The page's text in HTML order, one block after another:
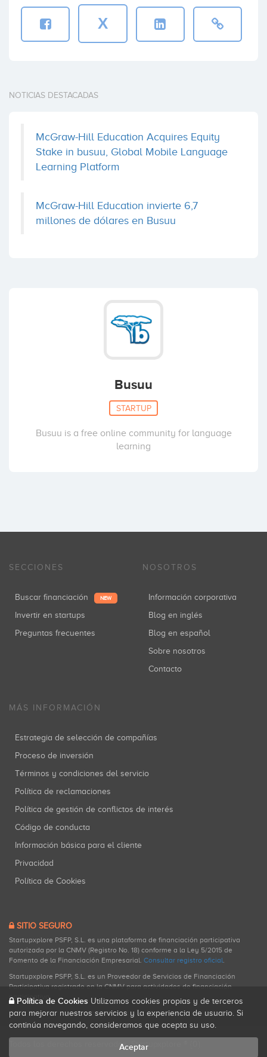
X
NOTICIAS DESTACADAS
McGraw-Hill Education Acquires Equity
Stake in busuu, Global Mobile Language
Learning Platform
McGraw-Hill Education invierte 6,7
millones de dólares en Busuu
Busuu
STARTUP
Busuu is a free online community for language
learning
SECCIONES
Buscar financiación NEW
Invertir en startups
Preguntas frecuentes
NOSOTROS
Información corporativa
Blog en inglés
Blog en español
Sobre nosotros
Contacto
MÁS INFORMACIÓN
Estrategia de selección de compañías
Proceso de inversión
Términos y condiciones del servicio
Política de reclamaciones
Política de gestión de conflictos de interés
Código de conducta
Información básica para el cliente
Privacidad
Política de Cookies
SITIO SEGURO
Startupxplore PSFP, S.L. es una plataforma de financiación participativa
autorizada por la CNMV (Registro No. 18) conforme a la Ley 5/2015 de
Fomento de la Financiación Empresarial. Consultar registro oficial.
Startupxplore PSFP, S.L. es un Proveedor de Servicios de Financiación
Participativa registrado en la CNMV para actividades de financiación
participativa.
Todos los derechos reservados. Startupxplore ® {0}.
Política de Cookies Utilizamos cookies propias y de terceros
para mejorar nuestros servicios y la experiencia de usuario. Si
continúa navegando, consideramos que acepta su uso.
Aceptar